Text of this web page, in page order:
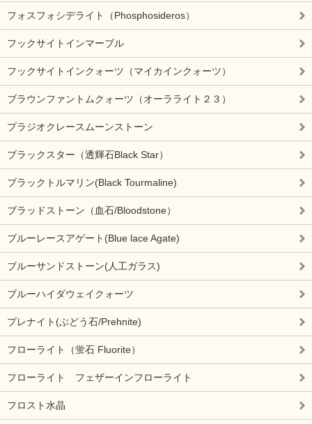
フォスフォシデライト（Phosphosideros）
フックサイトインマーブル
フックサイトインクォーツ（マイカインクォーツ）
ブラウンファントムクォーツ（オーラライト２３）
プラジオクレースムーンストーン
ブラックスター（透輝石Black Star）
ブラックトルマリン(Black Tourmaline)
ブラッドストーン（血石/Bloodstone）
ブルーレースアゲート(Blue lace Agate)
ブルーサンドストーン(人工ガラス)
ブルーハイダウェイクォーツ
プレナイト(ぶどう石/Prehnite)
フローライト（蛍石 Fluorite）
フローライト フェザーインフローライト
フロスト水晶